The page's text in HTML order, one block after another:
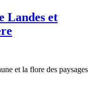
Landes et
et la flore des paysages